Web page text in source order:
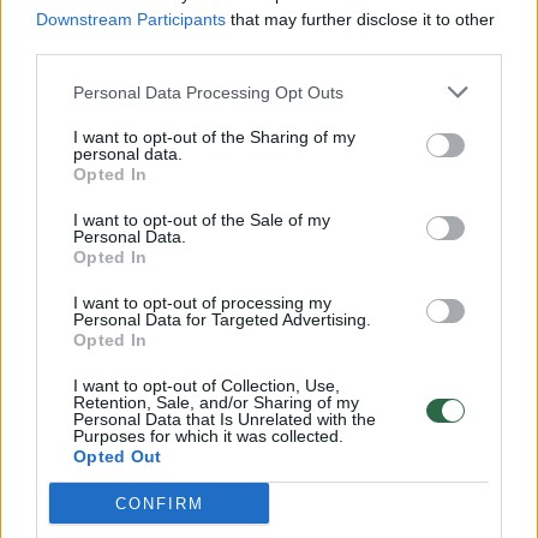
Downstream Participants that may further disclose it to other
Personal Data Processing Opt Outs
I want to opt-out of the Sharing of my
personal data.
Opted In
I want to opt-out of the Sale of my
Personal Data.
Opted In
I want to opt-out of processing my
Personal Data for Targeted Advertising.
Opted In
I want to opt-out of Collection, Use,
Retention, Sale, and/or Sharing of my
Personal Data that Is Unrelated with the
Purposes for which it was collected.
Opted Out
CONFIRM
32 laipsnių šilumos
Žinios | Orai
00:00:59
Nufilmavo, kaip patvino Vilniaus Vakarinis aplinkkelis:
vaizdas pribloškia
Avarija Vilniuje: į stotelę įsirėžęs automobilis sužalojo
dvi moteris
Žinios | Lietuvos diena
Visi įrašai